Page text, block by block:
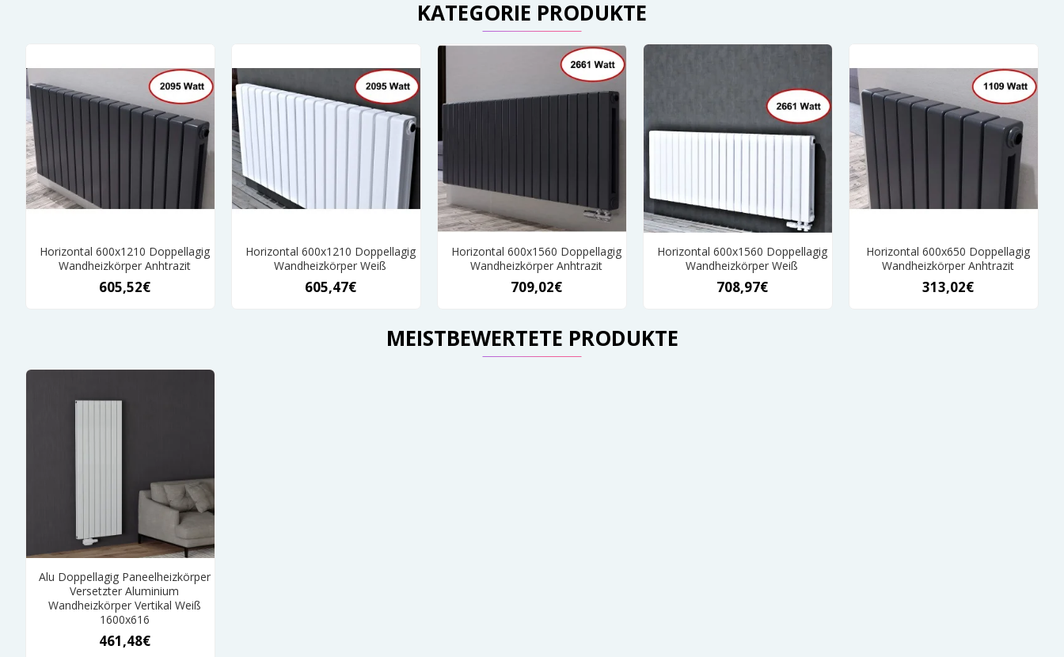
KATEGORIE PRODUKTE
Horizontal 600x1210 Doppellagig
Wandheizkörper Anhtrazit
605,52€
Horizontal 600x1210 Doppellagig
Wandheizkörper Weiß
605,47€
Horizontal 600x1560 Doppellagig
Wandheizkörper Anhtrazit
709,02€
Horizontal 600x1560 Doppellagig
Wandheizkörper Weiß
708,97€
Horizontal 600x650 Doppellagig
Wandheizkörper Anhtrazit
313,02€
MEISTBEWERTETE PRODUKTE
Alu Doppellagig Paneelheizkörper
Versetzter Aluminium
Wandheizkörper Vertikal Weiß
1600x616
461,48€